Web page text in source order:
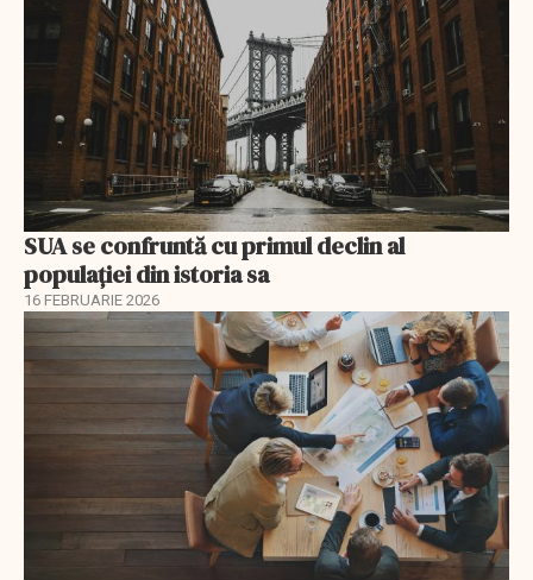
SUA se confruntă cu primul declin al
populației din istoria sa
16 FEBRUARIE 2026